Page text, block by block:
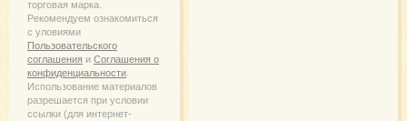
торговая марка.
Рекомендуем ознакомиться
с уловиями
Пользовательского
соглашения и Соглашения о
конфиденциальности
Использование материалов
разрешается при условии
ссылки (для интернет-